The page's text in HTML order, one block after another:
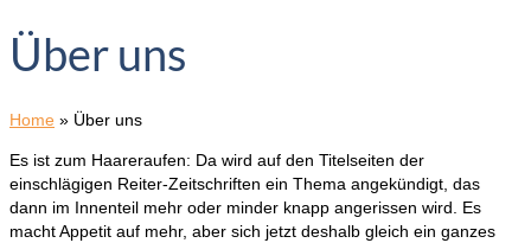
Über uns
Home » Über uns
Es ist zum Haareraufen: Da wird auf den Titelseiten der
einschlägigen Reiter-Zeitschriften ein Thema angekündigt, das
dann im Innenteil mehr oder minder knapp angerissen wird. Es
macht Appetit auf mehr, aber sich jetzt deshalb gleich ein ganzes